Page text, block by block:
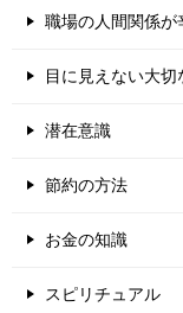
職場の人間関係が
目に見えない大切
潜在意識
節約の方法
お金の知識
スピリチュアル